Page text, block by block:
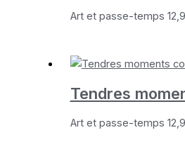
Art et passe-temps
Tendres
Art et passe-temps